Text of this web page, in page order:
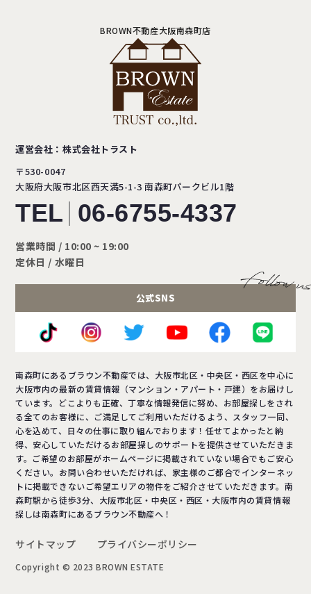
BROWN不動産大阪南森町店
運営会社：株式会社トラスト
〒530-0047
大阪府大阪市北区西天満5-1-3南森町パークビル1階
TEL 06-6755-4337
営業時間 / 10:00 ~ 19:00
定休日 / 水曜日
公式SNS
南森町にあるブラウン不動産では、大阪市北区・中央区・西区を中心に
大阪市内の最新の賃貸情報（マンション・アパート・戸建）をお届けし
ています。どこよりも正確、丁寧な情報発信に努め、お部屋探しをされ
る全てのお客様に、ご満足してご利用いただけるよう、スタッフ一同、
心を込めて、日々の仕事に取り組んでおります！任せてよかったと納
得、安心していただけるお部屋探しのサポートを提供させていただきま
す。ご希望のお部屋がホームページに掲載されていない場合でもご安心
ください。お問い合わせいただければ、家主様のご都合でインターネッ
トに掲載できないご希望エリアの物件をご紹介させていただきます。南
森町駅から徒歩3分、大阪市北区・中央区・西区・大阪市内の賃貸情報
探しは南森町にあるブラウン不動産へ！
サイトマップ プライバシーポリシー
Copyright © 2023 BROWN ESTATE